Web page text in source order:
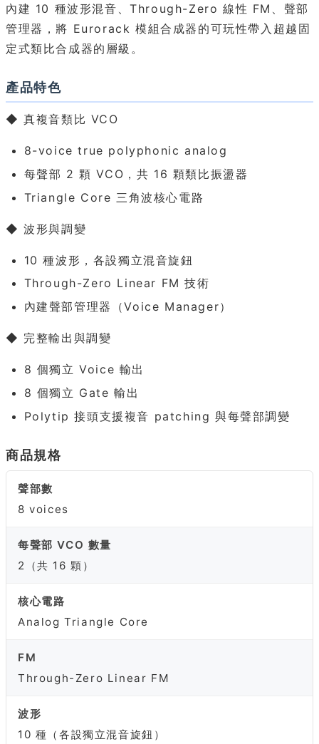
內建 10 種波形混音、Through-Zero 線性 FM、聲部
管理器，將 Eurorack 模組合成器的可玩性帶入超越固
定式類比合成器的層級。
產品特色
◆ 真複音類比 VCO
8-voice true polyphonic analog
每聲部 2 顆 VCO，共 16 顆類比振盪器
Triangle Core 三角波核心電路
◆ 波形與調變
10 種波形，各設獨立混音旋鈕
Through-Zero Linear FM 技術
內建聲部管理器（Voice Manager）
◆ 完整輸出與調變
8 個獨立 Voice 輸出
8 個獨立 Gate 輸出
Polytip 接頭支援複音 patching 與每聲部調變
商品規格
聲部數
8 voices
每聲部 VCO 數量
2（共 16 顆）
核心電路
Analog Triangle Core
FM
Through-Zero Linear FM
波形
10 種（各設獨立混音旋鈕）